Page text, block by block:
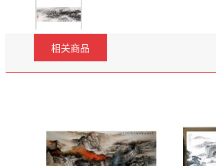
相关商品